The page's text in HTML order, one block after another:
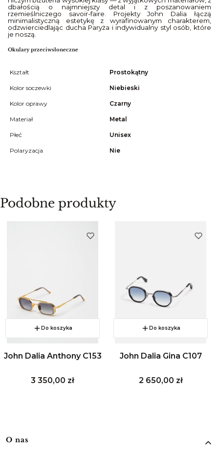
dbałością o najmniejszy detal i z poszanowaniem
rzemieślniczego savoir-faire. Projekty John Dalia łączą
minimalistyczną estetykę z wyrafinowanym charakterem,
odzwierciedlając ducha Paryża i indywidualny styl osób, które
je noszą.
Okulary przeciwsłoneczne
Kształt Prostokątny
Kolor soczewki Niebieski
Kolor oprawy Czarny
Materiał Metal
Płeć Unisex
Polaryzacja Nie
Podobne produkty
Do koszyka
John Dalia Anthony C153
Cena
3 350,00 zł
Do koszyka
John Dalia Gina C107
Cena
2 650,00 zł
Linki w stopce
O nas